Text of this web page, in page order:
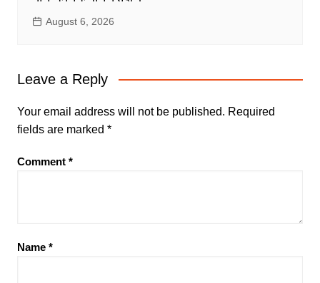
August 6, 2026
Leave a Reply
Your email address will not be published. Required
fields are marked *
Comment *
Name *